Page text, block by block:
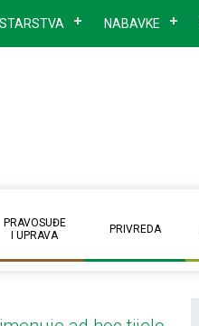
NABAVKE
PRAVOSUĐE
I UPRAVA
PRIVREDA